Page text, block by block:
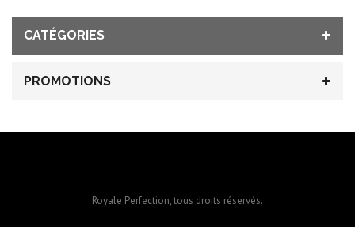
CATÉGORIES
PROMOTIONS
Royale Perfection, tous droits réservés.